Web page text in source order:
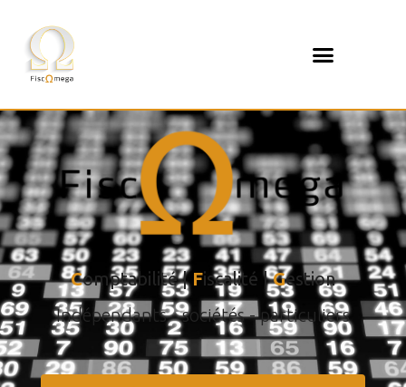
Comptabilité | Fiscalité |Gestion
Indépendants - sociétés - particuliers